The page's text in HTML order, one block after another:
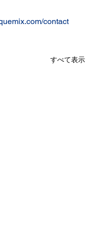
contact
すべて表示